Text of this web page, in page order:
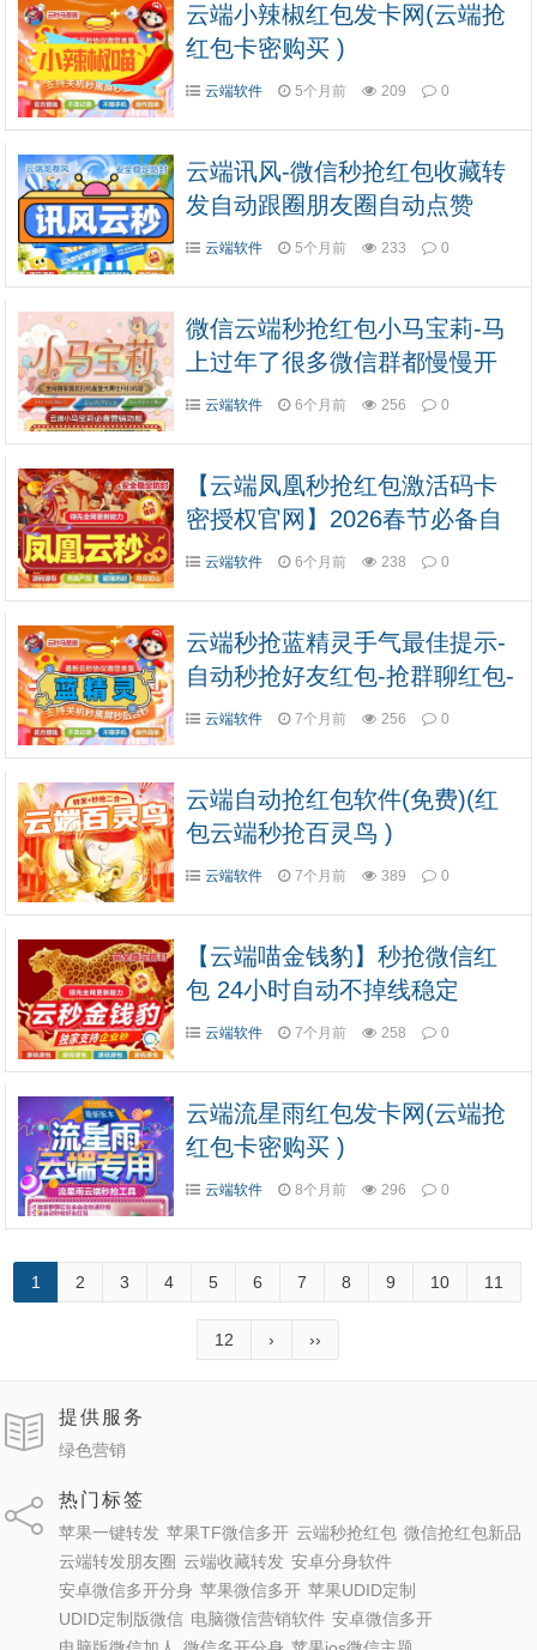
云端小辣椒红包发卡网(云端抢
红包卡密购买 )
云端软件 5个月前 209 0
云端讯风-微信秒抢红包收藏转
发自动跟圈朋友圈自动点赞
云端软件 5个月前 233 0
微信云端秒抢红包小马宝莉-马
上过年了很多微信群都慢慢开
始发红包了
云端软件 6个月前 256 0
【云端凤凰秒抢红包激活码卡
密授权官网】2026春节必备自
动24自动抢红包
云端软件 6个月前 238 0
云端秒抢蓝精灵手气最佳提示-
自动秒抢好友红包-抢群聊红包-
接收转账-抢包后自动@发包人
云端软件 7个月前 256 0
云端自动抢红包软件(免费)(红
包云端秒抢百灵鸟 )
云端软件 7个月前 389 0
【云端喵金钱豹】秒抢微信红
包 24小时自动不掉线稳定
云端软件 7个月前 258 0
云端流星雨红包发卡网(云端抢
红包卡密购买 )
云端软件 8个月前 296 0
1 2 3 4 5 6 7 8 9 10 11
12 › ››
提供服务
绿色营销
热门标签
苹果一键转发 苹果TF微信多开 云端秒抢红包 微信抢红包新品
云端转发朋友圈 云端收藏转发 安卓分身软件
安卓微信多开分身 苹果微信多开 苹果UDID定制
UDID定制版微信 电脑微信营销软件 安卓微信多开